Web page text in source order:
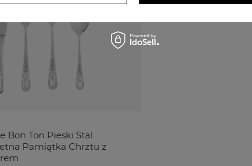
Bon Ton Pieski Stal
Pamiątka Chrztu z